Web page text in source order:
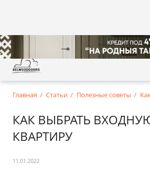
Главная Статьи Полезные советы
КАК ВЫБРАТЬ
КВАРТИРУ
11.01.2022